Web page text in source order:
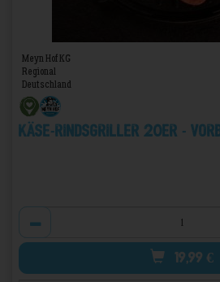
Meyn Hof KG
Regional
Deutschland
Käse-Rindsgriller 20er -
19,99 €